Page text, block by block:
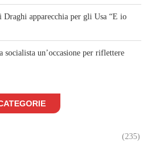
Draghi apparecchia per gli Usa “E io
socialista un’occasione per riflettere
(235)